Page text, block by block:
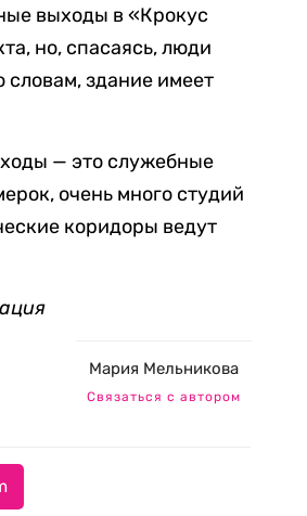
выходы в «Крокус
но, спасаясь, люди
словам, здание имеет
— это служебные
очень много студий
коридоры ведут
Мария Мельникова
Связаться с автором